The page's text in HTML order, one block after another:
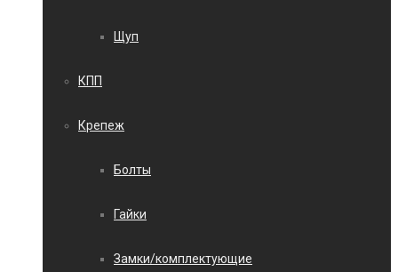
Щуп
КПП
Крепеж
Болты
Гайки
Замки/комплектующие